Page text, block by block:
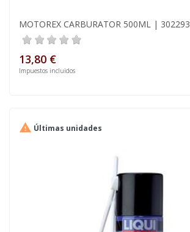
MOTOREX CARBURATOR 500ML | 302293
13,80 €
Impuestos incluidos
 Últimas unidades